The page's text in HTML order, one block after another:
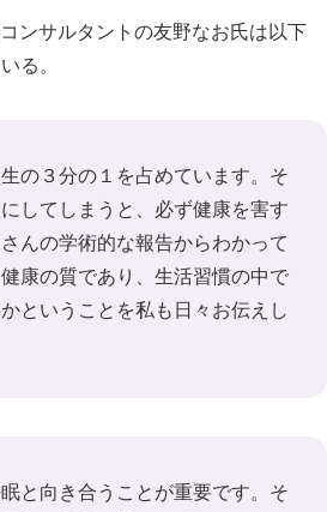
ンサルタントの友野なお氏は以下
る。
の３分の１を占めています。そ
してしまうと、必ず健康を害す
んの学術的な報告からわかって
康の質であり、生活習慣の中で
ということを私も日々お伝えし
と向き合うことが重要です。そ